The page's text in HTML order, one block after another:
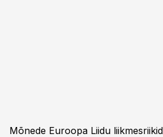
Mõnede Euroopa Liidu